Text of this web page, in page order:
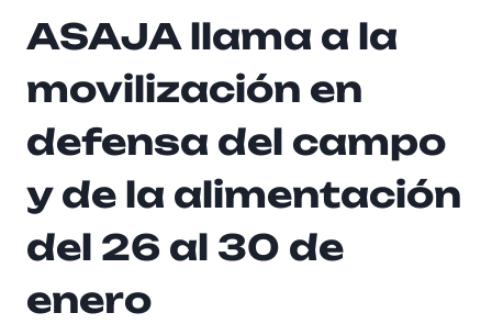
ASAJA llama a la
movilización en
defensa del campo
y de la alimentación
del 26 al 30 de
enero